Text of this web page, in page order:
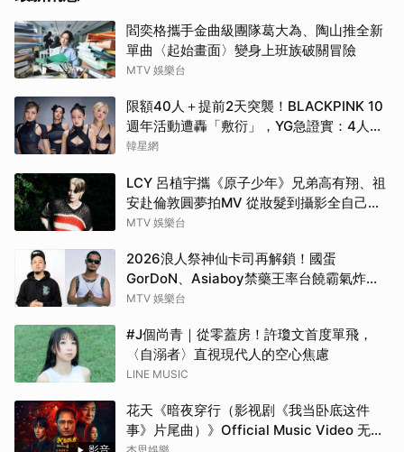
閻奕格攜手金曲級團隊葛大為、陶山推全新
單曲〈起始畫面〉變身上班族破關冒險
MTV 娛樂台
限額40人＋提前2天突襲！BLACKPINK 10
週年活動遭轟「敷衍」，YG急證實：4人確
定完全體出席
韓星網
LCY 呂植宇攜《原子少年》兄弟高有翔、祖
安赴倫敦圓夢拍MV 從妝髮到攝影全自己
來！
MTV 娛樂台
2026浪人祭神仙卡司再解鎖！國蛋
GorDoN、Asiaboy禁藥王率台饒霸氣炸翻
府城 11 月安平重磅開躁！
MTV 娛樂台
#J個尚青｜從零蓋房！許瓊文首度單飛，
〈自溺者〉直視現代人的空心焦慮
LINE MUSIC
花天《暗夜穿行（影视剧《我当卧底这件
事》片尾曲）》Official Music Video 无字